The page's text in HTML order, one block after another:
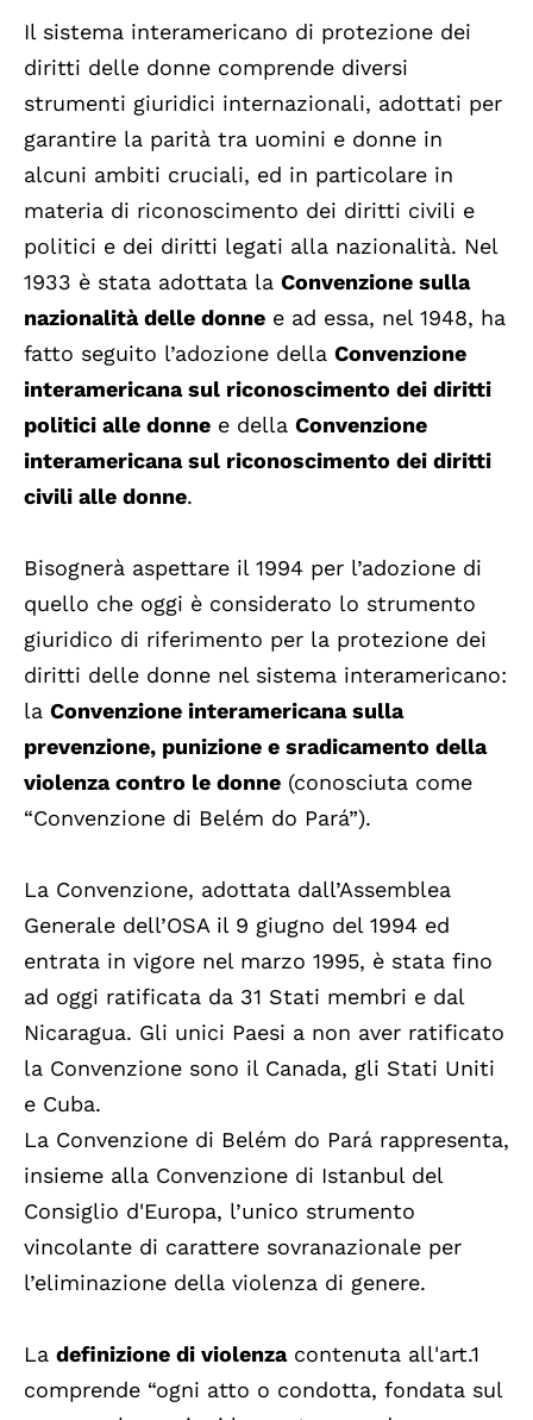
Il sistema interamericano di protezione dei
diritti delle donne comprende diversi
strumenti giuridici internazionali, adottati per
garantire la parità tra uomini e donne in
alcuni ambiti cruciali, ed in particolare in
materia di riconoscimento dei diritti civili e
politici e dei diritti legati alla nazionalità. Nel
1933 è stata adottata la Convenzione sulla
nazionalità delle donne e ad essa, nel 1948, ha
fatto seguito l’adozione della Convenzione
interamericana sul riconoscimento dei diritti
politici alle donne e della Convenzione
interamericana sul riconoscimento dei diritti
civili alle donne.
Bisognerà aspettare il 1994 per l’adozione di
quello che oggi è considerato lo strumento
giuridico di riferimento per la protezione dei
diritti delle donne nel sistema interamericano:
la Convenzione interamericana sulla
prevenzione, punizione e sradicamento della
violenza contro le donne (conosciuta come
“Convenzione di Belém do Pará”).
La Convenzione, adottata dall’Assemblea
Generale dell’OSA il 9 giugno del 1994 ed
entrata in vigore nel marzo 1995, è stata fino
ad oggi ratificata da 31 Stati membri e dal
Nicaragua. Gli unici Paesi a non aver ratificato
la Convenzione sono il Canada, gli Stati Uniti
e Cuba.
La Convenzione di Belém do Pará rappresenta,
insieme alla Convenzione di Istanbul del
Consiglio d'Europa, l’unico strumento
vincolante di carattere sovranazionale per
l’eliminazione della violenza di genere.
La definizione di violenzacontenuta all'art.1
comprende “ogni atto o condotta, fondata sul